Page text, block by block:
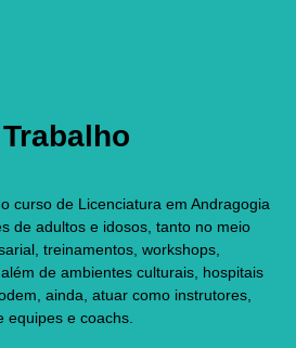
Trabalho
curso de Licenciatura em Andragogia
de adultos e idosos, tanto no meio
treinamentos, workshops,
de ambientes culturais, hospitais
ainda, atuar como instrutores,
equipes e coachs.